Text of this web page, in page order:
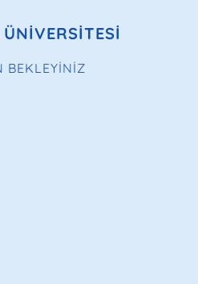
BEKLEYİNİZ